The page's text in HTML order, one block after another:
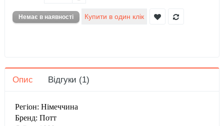
Опис Відгуки (1)
Регіон: Німеччина
Бренд: Потт